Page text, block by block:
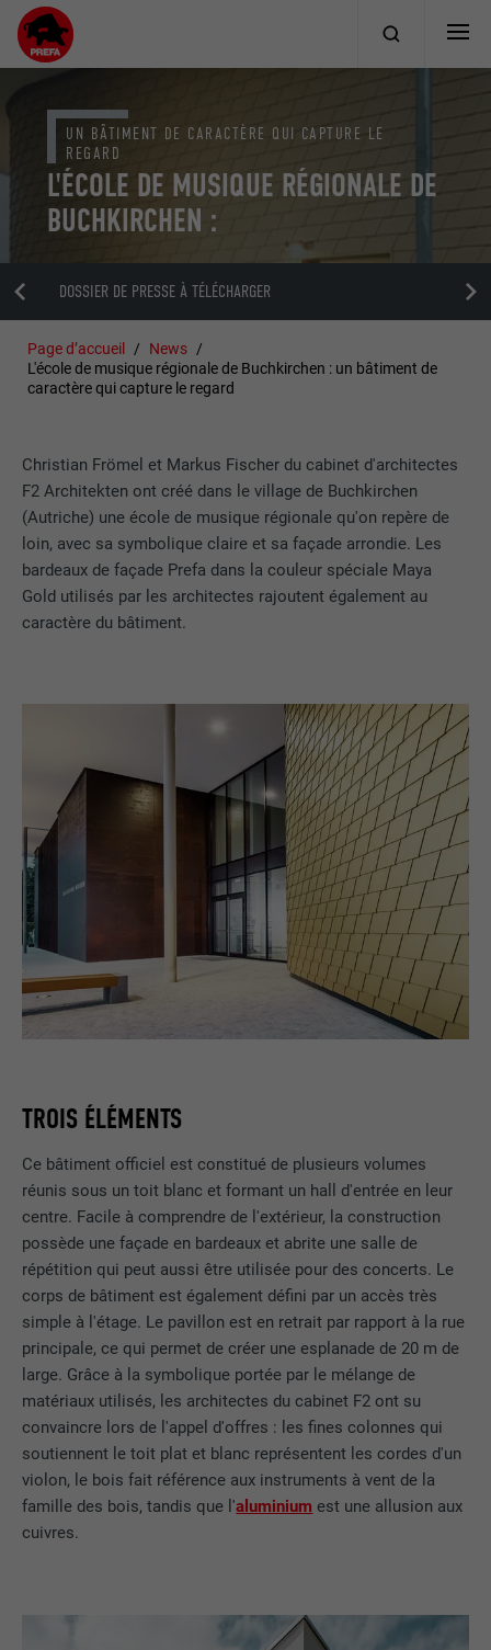
L'ÉCOLE DE MUSIQUE RÉGIONALE DE
BUCHKIRCHEN :
UN BÂTIMENT DE CARACTÈRE QUI CAPTURE LE
REGARD
DOSSIER DE PRESSE À TÉLÉCHARGER
Page d’accueil
News
L'école de musique régionale de Buchkirchen : un bâtiment de
caractère qui capture le regard
Christian Frömel et Markus Fischer du cabinet d'architectes
F2 Architekten ont créé dans le village de Buchkirchen
(Autriche) une école de musique régionale qu'on repère de
loin, avec sa symbolique claire et sa façade arrondie. Les
bardeaux de façade Prefa dans la couleur spéciale Maya
Gold utilisés par les architectes rajoutent également au
caractère du bâtiment.
TROIS ÉLÉMENTS
Ce bâtiment officiel est constitué de plusieurs volumes
réunis sous un toit blanc et formant un hall d'entrée en leur
centre. Facile à comprendre de l'extérieur, la construction
possède une façade en bardeaux et abrite une salle de
répétition qui peut aussi être utilisée pour des concerts. Le
corps de bâtiment est également défini par un accès très
simple à l'étage. Le pavillon est en retrait par rapport à la rue
principale, ce qui permet de créer une esplanade de 20 m de
large. Grâce à la symbolique portée par le mélange de
matériaux utilisés, les architectes du cabinet F2 ont su
convaincre lors de l'appel d'offres : les fines colonnes qui
soutiennent le toit plat et blanc représentent les cordes d'un
violon, le bois fait référence aux instruments à vent de la
famille des bois, tandis que l'aluminium est une allusion aux
cuivres.